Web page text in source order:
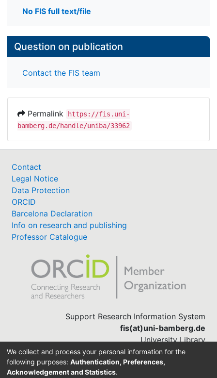
No FIS full text/file
Question on publication
Contact the FIS team
Permalink
https://fis.uni-
bamberg.de/handle/uniba/33962
Contact
Legal Notice
Data Protection
ORCID
Barcelona Declaration
Info on research and publishing
Professor Catalogue
Support Research Information System
fis(at)uni-bamberg.de
University Library
(0951) 863-1568
We collect and process your personal information for the
following purposes: Authentication, Preferences,
Acknowledgement and Statistics.